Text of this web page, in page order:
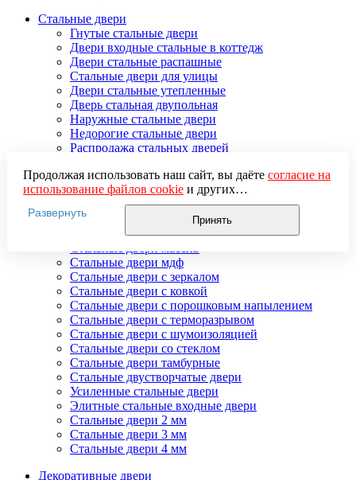
Стальные двери
Гнутые стальные двери
Двери входные стальные в коттедж
Двери стальные распашные
Стальные двери для улицы
Двери стальные утепленные
Дверь стальная двупольная
Наружные стальные двери
Недорогие стальные двери
Распродажа стальных дверей
Стальная дверь на дачу
Стальные взломостойкие двери
Стальные входные двери в квартиру
Стальные двери в подъезд
Стальные двери внутреннего открывания
Стальные двери мдф
Стальные двери с зеркалом
Стальные двери с ковкой
Стальные двери с порошковым напылением
Стальные двери с терморазрывом
Стальные двери с шумоизоляцией
Стальные двери со стеклом
Стальные двери тамбурные
Стальные двустворчатые двери
Усиленные стальные двери
Элитные стальные входные двери
Стальные двери 2 мм
Стальные двери 3 мм
Стальные двери 4 мм
Декоративные двери
Продолжая использовать наш сайт, вы даёте согласие на
использование файлов cookieи других
пользовательских данных (включая IP-адрес, сведения о
местоположении, устройстве, действиях на сайте и т. п.)
для функционирования сайта, проведения
использования систем аналитики (например,
Яндекс.Метрика), в соответствии с нашей
обработки персональных данных.
Если вы не хотите, чтобы ваши данные обрабатывались,
настройте ограничения в браузере или покиньте сайт.
Развернуть
Принять